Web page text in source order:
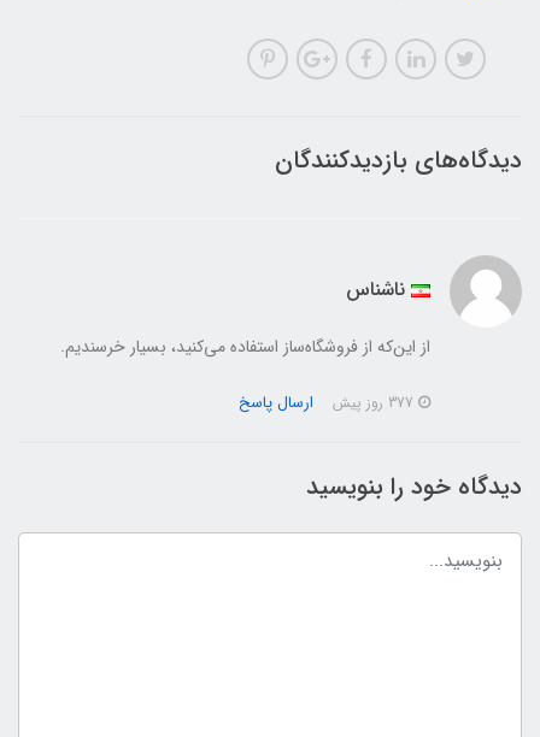
دیدگاه‌های بازدیدکنندگان
ناشناس
از این‌که از فروشگاه‌ساز استفاده می‌کنید، بسیار خرسندیم.
ارسال پاسخ
دیدگاه خود را بنویسید